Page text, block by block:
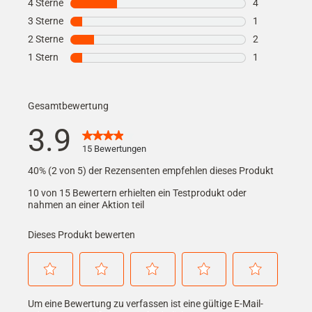
4 Sterne Sterne
4
3 Sterne Sterne
1
2 Sterne Sterne
2
1 Stern Sterne
1
Gesamtbewertung
3.9 15 Bewertungen
40% (2 von 5) der Rezensenten empfehlen dieses Produkt
10 von 15 Bewertern erhielten ein Testprodukt oder
nahmen an einer Aktion teil
Dieses Produkt bewerten
Sie
Sie
Sie
Sie
Sie
Um eine Bewertung zu verfassen ist eine gültige E-Mail-